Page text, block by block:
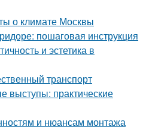
о климате Москвы
пошаговая инструкция
и эстетика в
транспорт
выступы: практические
и нюансам монтажа